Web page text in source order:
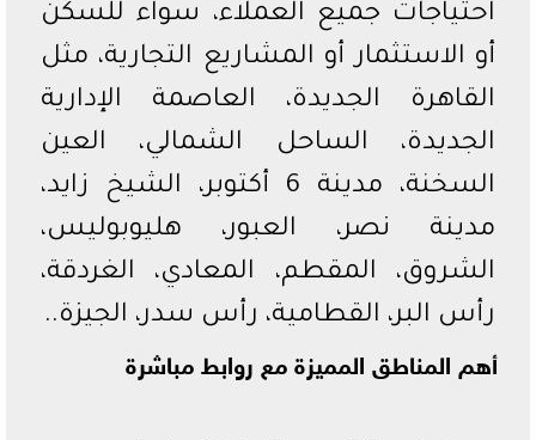
احتياجات جميع العملاء، سواء للسكن
أو الاستثمار أو المشاريع التجارية، مثل
القاهرة الجديدة، العاصمة الإدارية
الجديدة، الساحل الشمالي، العين
السخنة، مدينة 6 أكتوبر، الشيخ زايد،
مدينة نصر، العبور، هليوبوليس،
الشروق، المقطم، المعادي، الغردقة،
رأس البر، القطامية، رأس سدر، الجيزة..
أهم المناطق المميزة مع روابط مباشرة